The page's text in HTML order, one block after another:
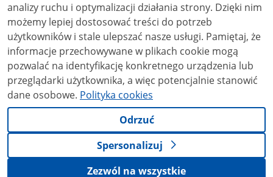
analizy ruchu i optymalizacji działania strony. Dzięki nim
możemy lepiej dostosować treści do potrzeb
użytkowników i stale ulepszać nasze usługi. Pamiętaj, że
informacje przechowywane w plikach cookie mogą
pozwalać na identyfikację konkretnego urządzenia lub
przeglądarki użytkownika, a więc potencjalnie stanowić
dane osobowe. Polityka cookies
Odrzuć
Spersonalizuj
Zezwól na wszystkie